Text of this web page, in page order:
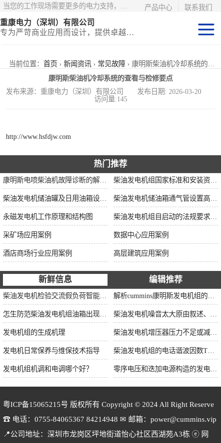
联系我们
产品中心
重康电力（深圳）有限公司
专为严苛商业应用而设计，提供卓越的价值和匹配的功能
当前位置： 首页 › 新闻资讯 › 常见故障 › 康明斯柴油机冷却系统的查看与检修要点
康明斯柴油机冷却系统的查看与检修要点
发布来源：重康电力（深圳）有限公司 发布日期: 2026-03-20
访问量:145
http://www.hsfdjw.com
热门推荐
永磁发电机工作原理和结构图
采矿场应用案例 数据中心应用案例
酒店商场行业应用案例 高层建筑应用案例
新鲜信息 编辑推荐
发电机组的生成机理
发电机日常保养与维保技术指导
发电机组机调和电调哪个好？
粤ICP备15065215号 版权所有 Copyright © 2024 All Right Reserve
☎ 电话：0755-84065367 84214948 ✉ 邮箱：power@cummins.vip
📍公司地址：深圳市龙岗区坪地街道怡心社区西湖苑A3栋 ⓔ 网
静音型集装箱电
站
移动式挂车电站